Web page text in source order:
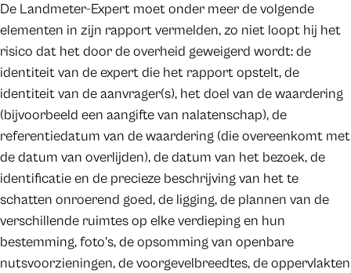
De Landmeter-Expert moet onder meer de volgende
elementen in zijn rapport vermelden, zo niet loopt hij het
risico dat het door de overheid geweigerd wordt: de
identiteit van de expert die het rapport opstelt, de
identiteit van de aanvrager(s), het doel van de waardering
(bijvoorbeeld een aangifte van nalatenschap), de
referentiedatum van de waardering (die overeenkomt met
de datum van overlijden), de datum van het bezoek, de
identificatie en de precieze beschrijving van het te
schatten onroerend goed, de ligging, de plannen van de
verschillende ruimtes op elke verdieping en hun
bestemming, foto’s, de opsomming van openbare
nutsvoorzieningen, de voorgevelbreedtes, de oppervlakten